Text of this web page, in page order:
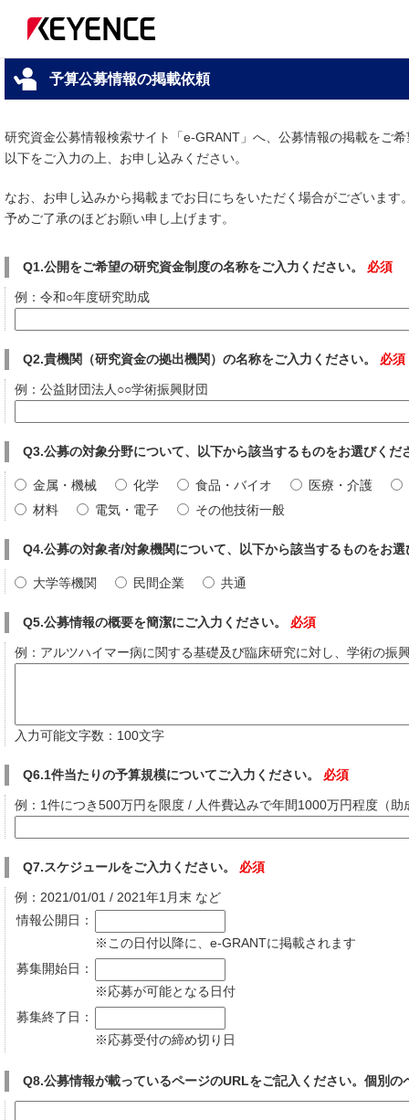
予算公募情報の掲載依頼
研究資金公募情報検索サイト「e-GRANT」へ、公募情報の掲載をご
以下をご入力の上、お申し込みください。
なお、お申し込みから掲載までお日にちをいただく場合がございます
予めご了承のほどお願い申し上げます。
Q1.公開をご希望の研究資金制度の名称をご入力ください。 必須
例：令和○年度研究助成
Q2.貴機関（研究資金の拠出機関）の名称をご入力ください。 必須
例：公益財団法人○○学術振興財団
Q3.公募の対象分野について、以下から該当するものをお選びくだ
金属・機械 化学 食品・バイオ
医療・介護
材料
電気・電子 その他技術一般
Q4.公募の対象者/対象機関について、以下から該当するものをお
大学等機関 民間企業 共通
Q5.公募情報の概要を簡潔にご入力ください。 必須
例：アルツハイマー病に関する基礎及び臨床研究に対し、学術の振
入力可能文字数：100文字
Q6.1件当たりの予算規模についてご入力ください。 必須
例：1件につき500万円を限度 / 人件費込みで年間1000万円程度（助
Q7.スケジュールをご入力ください。 必須
例：2021/01/01 / 2021年1月末 など
情報公開日：
※この日付以降に、e-GRANTに掲載されます
募集開始日：
※応募が可能となる日付
募集終了日：
※応募受付の締め切り日
Q8.公募情報が載っているページのURLをご記入ください。個別